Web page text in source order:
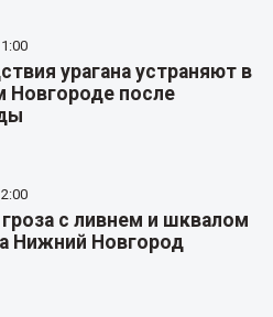
урагана устраняют в
Новгороде после
с ливнем и шквалом
Нижний Новгород